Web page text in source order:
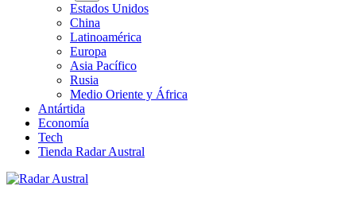
Estados Unidos
China
Latinoamérica
Europa
Asia Pacífico
Rusia
Medio Oriente y África
Antártida
Economía
Tech
Tienda Radar Austral